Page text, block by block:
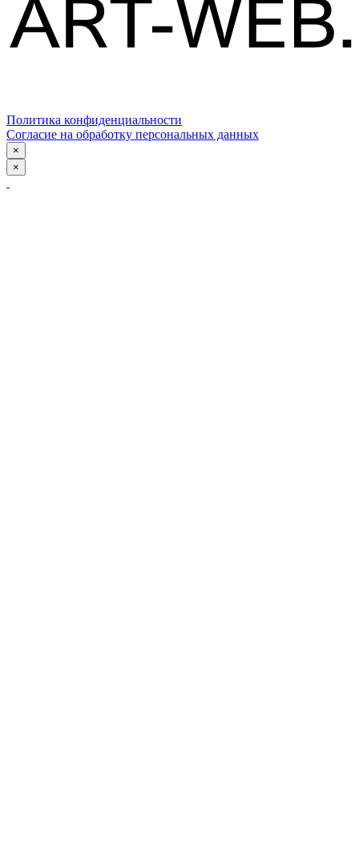
Политика конфиденциальности
Согласие на обработку персональных данных
×
×